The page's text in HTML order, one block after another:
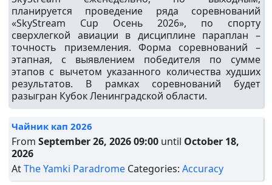
планируется проведение ряда соревнований
«SkyStream Cup Осень 2026», по спорту
сверхлегкой авиации в дисциплине параплан –
точность приземления. Форма соревнований –
этапная, с выявлением победителя по сумме
этапов с вычетом указанного количества худших
результатов. В рамках соревнований будет
разыгран Кубок Ленинградской области.
Чайник кап 2026
FromSeptember 26, 2026 09:00 until October 18,
2026
AtThe Yamki Paradrome Categories:Accuracy